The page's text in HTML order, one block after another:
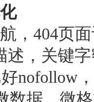
，404页
述，关键
nofollow